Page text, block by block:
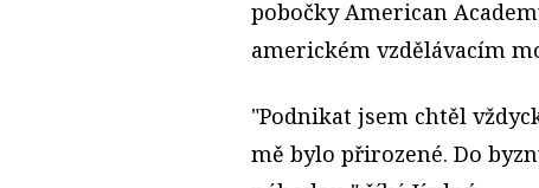
pobočky American
americkém vzdělávacím
"Podnikat jsem chtěl
mě bylo přirozené. Do